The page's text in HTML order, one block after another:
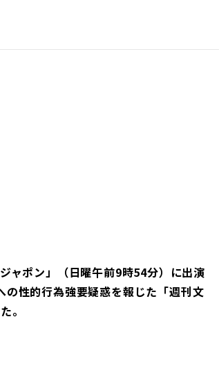
ャポン」（日曜午前9時54分）に出演
性的行為強要疑惑を報じた「週刊文
。